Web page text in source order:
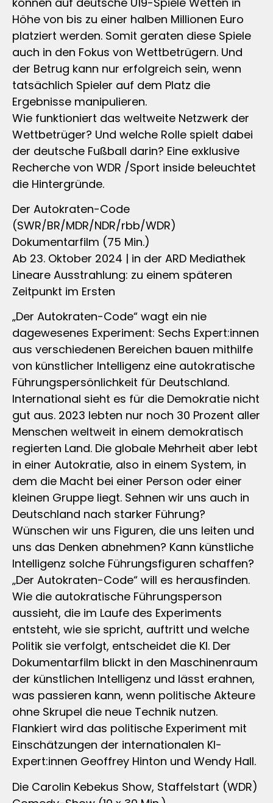
Höhe von bis zu einer halben Millionen Euro
platziert werden. Somit geraten diese Spiele
auch in den Fokus von Wettbetrügern. Und
der Betrug kann nur erfolgreich sein, wenn
tatsächlich Spieler auf dem Platz die
Ergebnisse manipulieren.
Wie funktioniert das weltweite Netzwerk der
Wettbetrüger? Und welche Rolle spielt dabei
der deutsche Fußball darin? Eine exklusive
Recherche von WDR /Sport inside beleuchtet
die Hintergründe.
Der Autokraten-Code
(SWR/BR/MDR/NDR/rbb/WDR)
Dokumentarfilm (75 Min.)
Ab 23. Oktober 2024 | in der ARD Mediathek
Lineare Ausstrahlung: zu einem späteren
Zeitpunkt im Ersten
„Der Autokraten-Code“ wagt ein nie
dagewesenes Experiment: Sechs Expert:innen
aus verschiedenen Bereichen bauen mithilfe
von künstlicher Intelligenz eine autokratische
Führungspersönlichkeit für Deutschland.
International sieht es für die Demokratie nicht
gut aus. 2023 lebten nur noch 30 Prozent aller
Menschen weltweit in einem demokratisch
regierten Land. Die globale Mehrheit aber lebt
in einer Autokratie, also in einem System, in
dem die Macht bei einer Person oder einer
kleinen Gruppe liegt. Sehnen wir uns auch in
Deutschland nach starker Führung?
Wünschen wir uns Figuren, die uns leiten und
uns das Denken abnehmen? Kann künstliche
Intelligenz solche Führungsfiguren schaffen?
„Der Autokraten-Code“ will es herausfinden.
Wie die autokratische Führungsperson
aussieht, die im Laufe des Experiments
entsteht, wie sie spricht, auftritt und welche
Politik sie verfolgt, entscheidet die KI. Der
Dokumentarfilm blickt in den Maschinenraum
der künstlichen Intelligenz und lässt erahnen,
was passieren kann, wenn politische Akteure
ohne Skrupel die neue Technik nutzen.
Flankiert wird das politische Experiment mit
Einschätzungen der internationalen KI-
Expert:innen Geoffrey Hinton und Wendy Hall.
Die Carolin Kebekus Show, Staffelstart (WDR)